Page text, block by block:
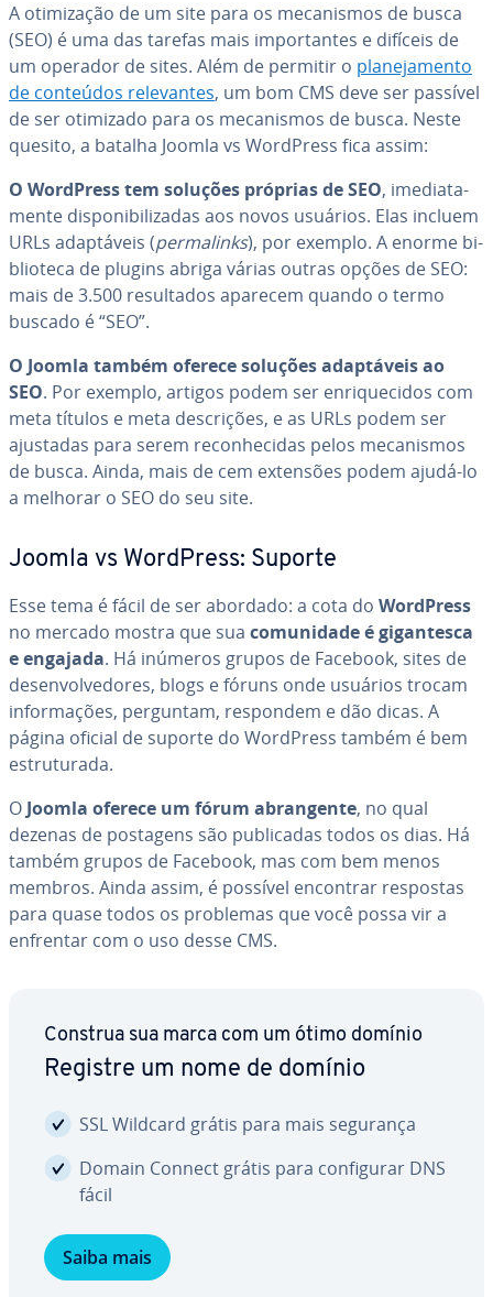
A oti­mi­za­ção de um site para os me­ca­nis­mos de busca
(SEO) é uma das tarefas mais im­por­tan­tes e difíceis de
um operador de sites. Além de permitir o pla­ne­ja­mento
de conteúdos re­le­van­tes, um bom CMS deve ser passível
de ser otimizado para os me­ca­nis­mos de busca. Neste
quesito, a batalha Joomla vs WordPress fica assim:
O WordPress tem soluções próprias de SEO, ime­di­a­ta­
mente dis­po­ni­bi­li­za­das aos novos usuários. Elas incluem
URLs adap­tá­veis (per­ma­links), por exemplo. A enorme bi­
bli­o­teca de plugins abriga várias outras opções de SEO:
mais de 3.500 re­sul­ta­dos aparecem quando o termo
buscado é “SEO”.
O Joomla também oferece soluções adap­tá­veis ao
SEO. Por exemplo, artigos podem ser en­ri­que­ci­dos com
meta títulos e meta des­cri­ções, e as URLs podem ser
ajustadas para serem re­co­nhe­ci­das pelos me­ca­nis­mos
de busca. Ainda, mais de cem extensões podem ajudá-lo
a melhorar o SEO do seu site.
Joomla vs WordPress: Suporte
Esse tema é fácil de ser abordado: a cota do WordPress
no mercado mostra que sua co­mu­ni­dade é gi­gan­tesca
e engajada. Há inúmeros grupos de Facebook, sites de
de­sen­vol­ve­do­res, blogs e fóruns onde usuários trocam
in­for­ma­ções, perguntam, respondem e dão dicas. A
página oficial de suporte do WordPress também é bem
es­tru­tu­rada.
O Joomla oferece um fórum abran­gente, no qual
dezenas de postagens são pu­bli­ca­das todos os dias. Há
também grupos de Facebook, mas com bem menos
membros. Ainda assim, é possível encontrar respostas
para quase todos os problemas que você possa vir a
enfrentar com o uso desse CMS.
Construa sua marca com um ótimo domínio
Registre um nome de domínio
SSL Wildcard grátis para mais segurança
Domain Connect grátis para con­fi­gu­rar DNS
fácil
Saiba mais